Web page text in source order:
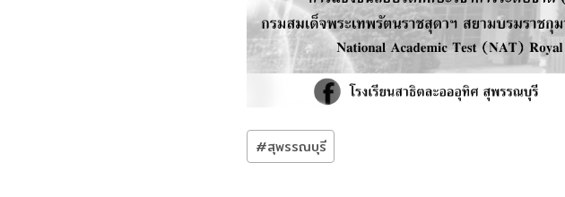
Post
Tags:
#สุพรรณบุรี